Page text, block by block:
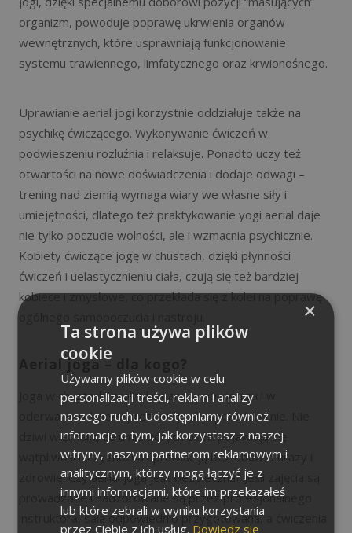
organizm, powoduje poprawę ukrwienia organów
wewnętrznych, które usprawniają funkcjonowanie
systemu trawiennego, limfatycznego oraz krwionośnego.
Uprawianie aerial jogi korzystnie oddziałuje także na
psychikę ćwiczącego. Wykonywanie ćwiczeń w
podwieszeniu rozluźnia i relaksuje. Ponadto uczy też
otwartości na nowe doświadczenia i dodaje odwagi –
trening nad ziemią wymaga wiary we własne siły i
umiejętności, dlatego też praktykowanie yogi aerial daje
nie tylko poczucie wolności, ale i wzmacnia psychicznie.
Kobiety ćwiczące jogę w chustach, dzięki płynności
ćwiczeń i uelastycznieniu ciała, czują się też bardziej
kobiece i zmysłowe, co przekłada się z kolei na poprawę
Aerial joga – dla kogo?
Joga w chustach, praktykowana w powietrzu i w
oderwaniu od ziemi prezentuje się spektakularnie. Nie
dziwi więc fakt, że u niektórych osób pojawiają się
wątpliwości, czy można uprawiać ją bez obaw o urazy i
zdrowie. Czy aerial joga jest bezpieczna? Jeśli zajęcia są
prowadzone i nadzorowane są przez profesjonalnego
instruktora, sala odpowiednio przygotowana, a ćwiczenia
×
Ta strona używa plików
cookie
Używamy plików cookie w celu
personalizacji treści, reklam i analizy
naszego ruchu. Udostępniamy również
informacje o tym, jak korzystasz z naszej
witryny, naszym partnerom reklamowym i
analitycznym, którzy mogą łączyć je z
innymi informacjami, które im przekazałeś
lub które zebrali w wyniku korzystania
przez Ciebie z ich usług. Dowiedz się